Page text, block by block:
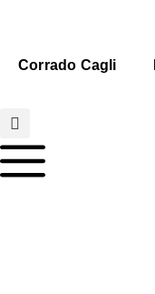
Corrado Cagli